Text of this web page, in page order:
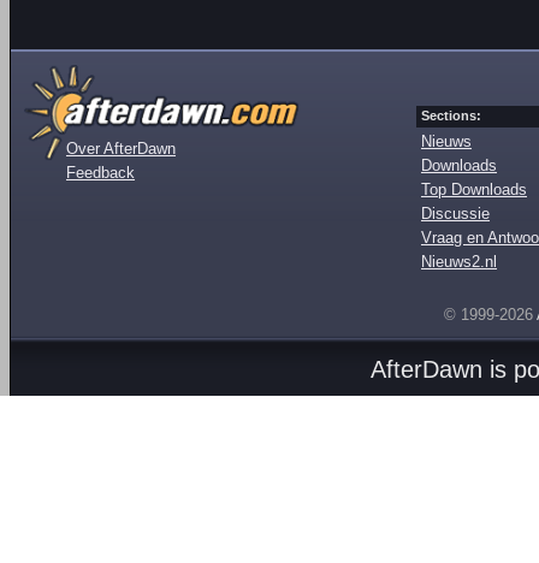
Over AfterDawn
Feedback
Sections:
Nieuws
Downloads
Top Downloads
Discussie
Vraag en
Nieuws2.nl
© 1999-2026
AfterDawn is